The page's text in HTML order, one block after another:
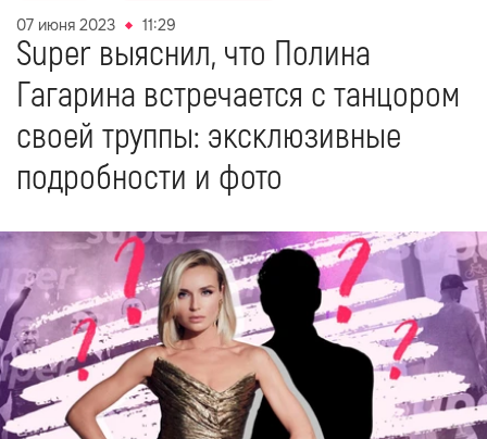
07 июня 2023 11:29
Super выяснил, что Полина
Гагарина встречается с танцором
своей труппы: эксклюзивные
подробности и фото